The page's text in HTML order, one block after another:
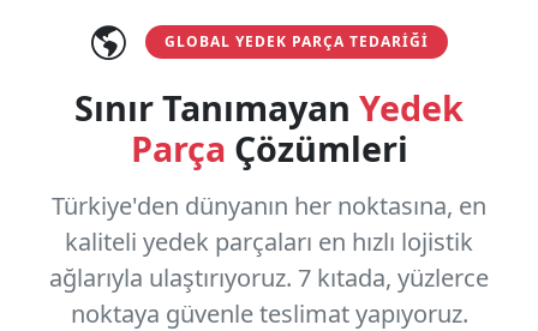
GLOBAL YEDEK PARÇA TEDARIĞI
Sınır Tanımayan Yedek
Parça Çözümleri
Türkiye'den dünyanın her noktasına, en
kaliteli yedek parçaları en hızlı lojistik
ağlarıyla ulaştırıyoruz. 7 kıtada, yüzlerce
noktaya güvenle teslimat yapıyoruz.